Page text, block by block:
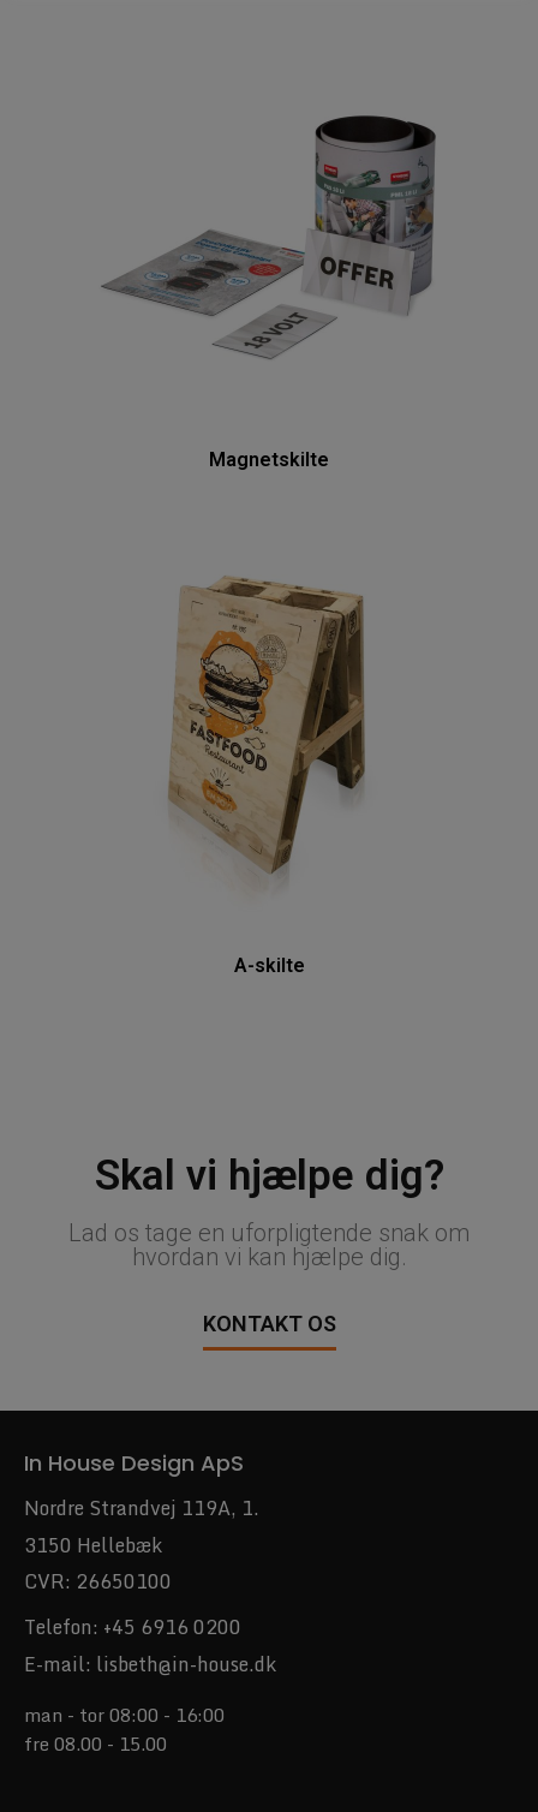
Magnetskilte
A-skilte
Skal vi hjælpe dig?
Lad os tage en uforpligtende snak om
hvordan vi kan hjælpe dig.
KONTAKT OS
In House Design ApS
Nordre Strandvej 119A, 1.
3150 Hellebæk
CVR: 26650100
Telefon: +45 6916 0200
E-mail: lisbeth@in-house.dk
man - tor 08:00 - 16:00
fre 08.00 - 15.00